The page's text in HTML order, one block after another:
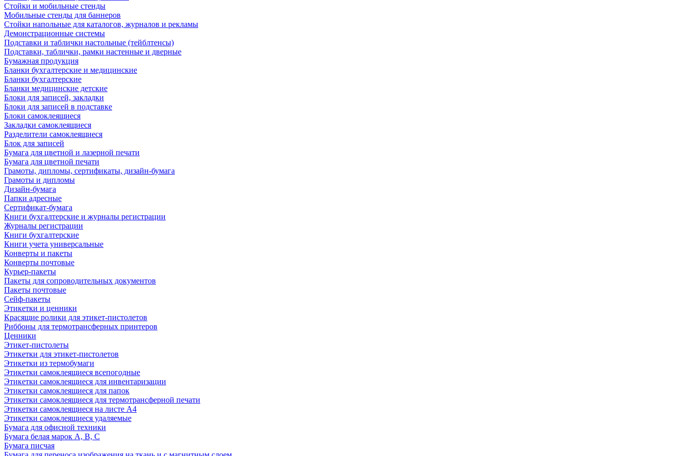
Стойки и мобильные стенды
Мобильные стенды для баннеров
Стойки напольные для каталогов, журналов и рекламы
Демонстрационные системы
Подставки и таблички настольные (тейблтенсы)
Подставки, таблички, рамки настенные и дверные
Бумажная продукция
Бланки бухгалтерские и медицинские
Бланки бухгалтерские
Бланки медицинские детские
Блоки для записей, закладки
Блоки для записей в подставке
Блоки самоклеящиеся
Закладки самоклеящиеся
Разделители самоклеящиеся
Блок для записей
Бумага для цветной и лазерной печати
Бумага для цветной печати
Грамоты, дипломы, сертификаты, дизайн-бумага
Грамоты и дипломы
Дизайн-бумага
Папки адресные
Сертификат-бумага
Книги бухгалтерские и журналы регистрации
Журналы регистрации
Книги бухгалтерские
Книги учета универсальные
Конверты и пакеты
Конверты почтовые
Курьер-пакеты
Пакеты для сопроводительных документов
Пакеты почтовые
Сейф-пакеты
Этикетки и ценники
Красящие ролики для этикет-пистолетов
Риббоны для термотрансферных принтеров
Ценники
Этикет-пистолеты
Этикетки для этикет-пистолетов
Этикетки из термобумаги
Этикетки самоклеящиеся всепогодные
Этикетки самоклеящиеся для инвентаризации
Этикетки самоклеящиеся для папок
Этикетки самоклеящиеся для термотрансферной печати
Этикетки самоклеящиеся на листе А4
Этикетки самоклеящиеся удаляемые
Бумага для офисной техники
Бумага белая марок А, В, С
Бумага писчая